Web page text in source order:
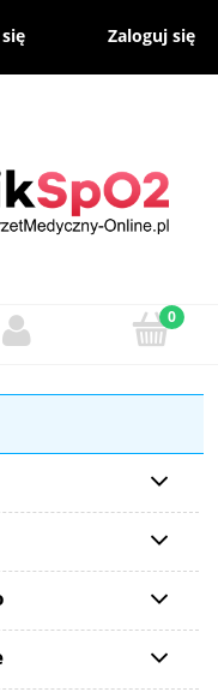
Zaloguj się